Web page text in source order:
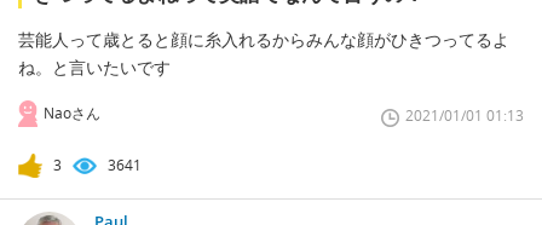
芸能人って歳とると顔に糸入れるからみんな顔がひきつってるよ
ね。と言いたいです
Naoさん 2021/01/01 01:13
3 3641